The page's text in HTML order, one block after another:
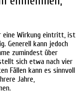
eine Wirkung eintritt, ist
Generell kann jedoch
zumindest über
sich etwa nach vier
Fällen kann es sinnvoll
Jahre,